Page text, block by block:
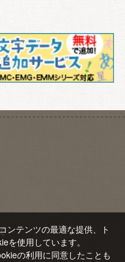
ンテンツの最適な提供、ト
を使用しています。
の利用に同意したことも